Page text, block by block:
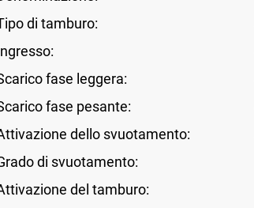
di tamburo:
fase leggera:
fase pesante:
dello svuotamento:
di svuotamento:
del tamburo: